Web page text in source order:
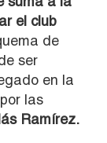
el club
de
ser
en la
las
Ramírez.